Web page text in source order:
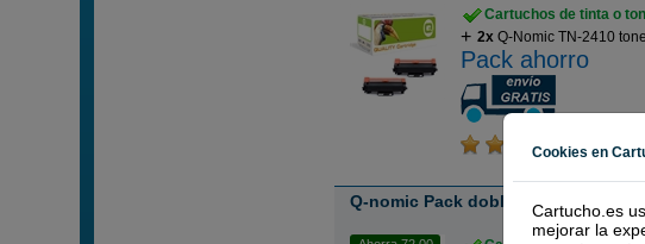
Cartuchos de tinta o
2xQ-Nomic TN-2410
Pack ahorro
(10 / 2
Q-nomic Pack doble TN-2420 toner
Cookies en
Cartucho.es
mejorar la